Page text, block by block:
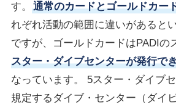
す。
通常のカードとゴールドカー
れぞれ活動の範囲に違いがあると
ですが、ゴールドカードはPADIの
スター・ダイブセンターが発行で
なっています。 5スター・ダイブ
規定するダイブ・センター（ダイ